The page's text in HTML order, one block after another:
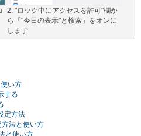
2. "ロック中にアクセスを許可"欄か
ら「"今日の表示"と検索」をオンに
します
い方
する
定方法
法と使い方
と使い方